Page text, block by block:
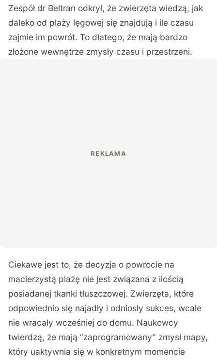
Zespół dr Beltran odkrył, że zwierzęta wiedzą, jak
daleko od plaży lęgowej się znajdują i ile czasu
zajmie im powrót. To dlatego, że mają bardzo
złożone wewnętrze zmysły czasu i przestrzeni.
Ciekawe jest to, że decyzja o powrocie na
macierzystą plażę nie jest związana z ilością
posiadanej tkanki tłuszczowej. Zwierzęta, które
odpowiednio się najadły i odniosły sukces, wcale
nie wracały wcześniej do domu. Naukowcy
twierdzą, że mają “zaprogramowany” zmysł mapy,
który uaktywnia się w konkretnym momencie